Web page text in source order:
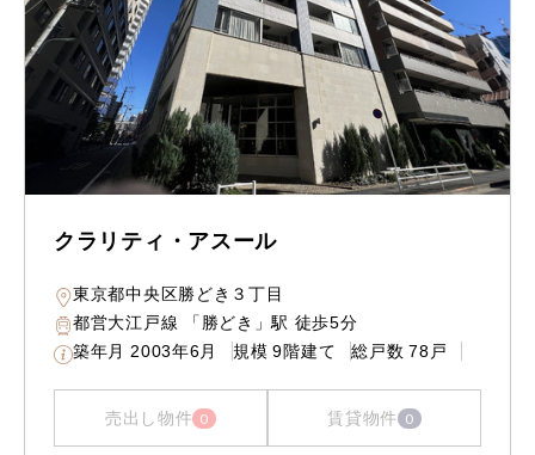
クラリティ・アスール
東京都中央区勝どき３丁目
都営大江戸線 「勝どき」駅 徒歩5分
築年月 2003年6月 規模 9階建て 総戸数 78戸
売出し物件 0 賃貸物件 0